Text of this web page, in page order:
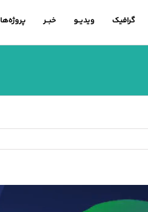
گرافیک ویدیــو خبــر پروژه‌ها